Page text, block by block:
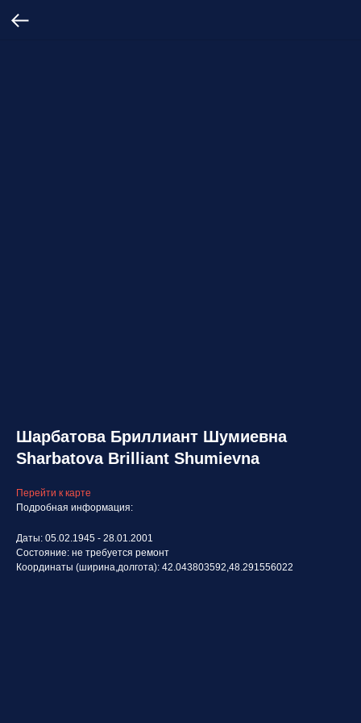
Шарбатова Бриллиант Шумиевна
Sharbatova Brilliant Shumievna
Перейти к карте
Подробная информация:
Даты: 05.02.1945 - 28.01.2001
Состояние: не требуется ремонт
Координаты (ширина,долгота): 42.043803592,48.291556022